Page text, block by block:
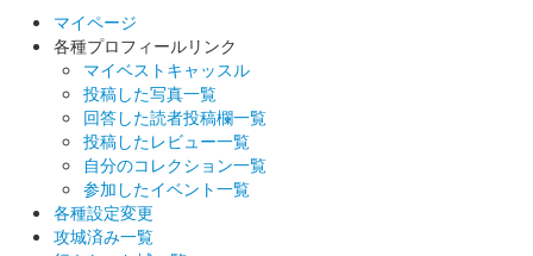
販売終了
数量限定で販売された春の御城印。桜の印が追加されている。加
藤清正公の座右の銘「履道応乾」も押印されている。
熊本城 御城印 正月限定 牛（干支）
販売終了
元旦～3日頃までに販売された特別版で、左上に丑の印がある。
マイページ
各種プロフィールリンク
マイベストキャッスル
投稿した写真一覧
回答した読者投稿欄一覧
投稿したレビュー一覧
自分のコレクション一覧
参加したイベント一覧
各種設定変更
攻城済み一覧